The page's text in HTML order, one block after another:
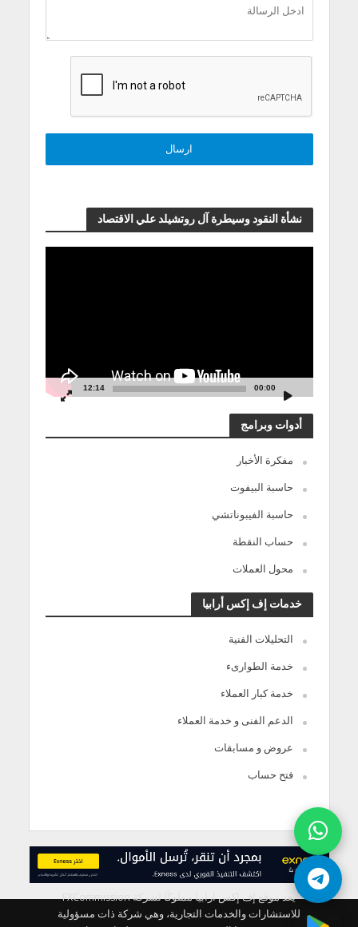
نشأة النقود وسيطرة آل روتشيلد علي الاقتصاد
00:00
12:14
أدوات وبرامج
مفكرة الأخبار
حاسبة البيفوت
حاسبة الفيبوناتشي
حساب النقطة
محول العملات
خدمات إف إكس أرابيا
التحليلات الفنية
خدمة الطوارىء
خدمة كبار العملاء
الدعم الفنى و خدمة العملاء
عروض و مسابقات
فتح حساب
يعد موقع إف إكس ارابيا مملوكًا لشركة FXCommission
للاستشارات والخدمات التجارية، وهي شركة ذات مسؤولية